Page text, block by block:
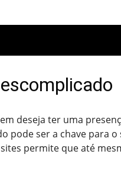
deseja ter uma
ser a chave para o
permite que até